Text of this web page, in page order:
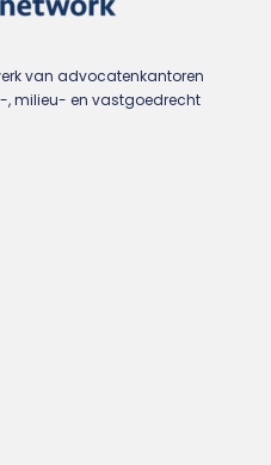
van advocatenkantoren
, milieu- en vastgoedrecht